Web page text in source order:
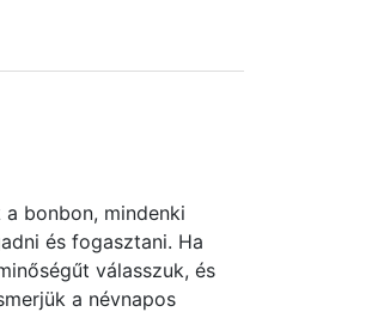
a bonbon, mindenki
és fogasztani. Ha
válasszuk, és
a névnapos